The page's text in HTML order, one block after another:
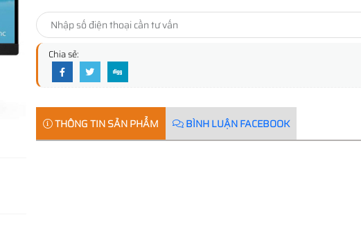
Chia sẻ:
THÔNG TIN SẢN PHẨM BÌNH LUẬN FACEBOOK